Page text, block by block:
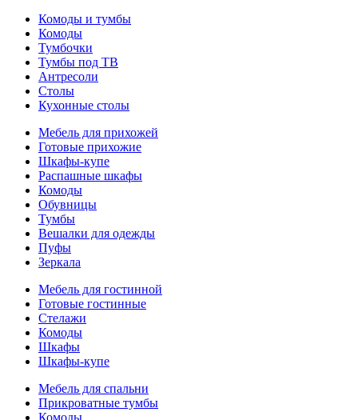
Комоды и тумбы
Комоды
Тумбочки
Тумбы под ТВ
Антресоли
Столы
Кухонные столы
Мебель для прихожей
Готовые прихожие
Шкафы-купе
Распашные шкафы
Комоды
Обувницы
Тумбы
Вешалки для одежды
Пуфы
Зеркала
Мебель для гостинной
Готовые гостинные
Стелажи
Комоды
Шкафы
Шкафы-купе
Мебель для спальни
Прикроватные тумбы